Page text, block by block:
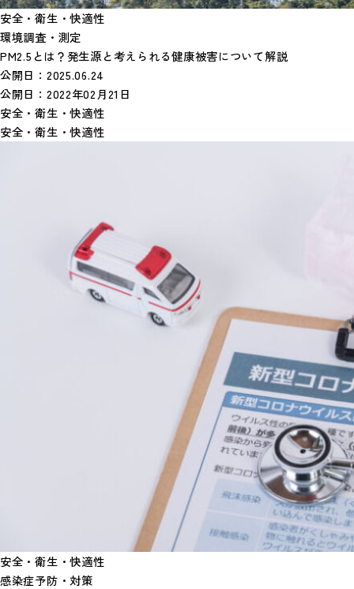
安全・衛生・快適性
環境調査・測定
PM2.5とは？発生源と考えられる健康被害について解説
公開日： 2025.06.24
公開日： 2022年02月21日
安全・衛生・快適性
安全・衛生・快適性
安全・衛生・快適性
感染症予防・対策